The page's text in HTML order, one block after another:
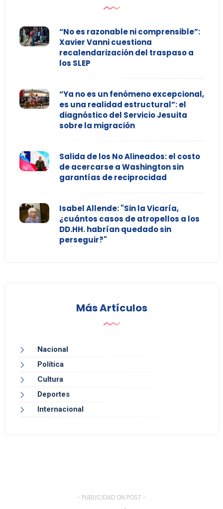
“No es razonable ni comprensible”:
Xavier Vanni cuestiona
recalendarización del traspaso a
los SLEP
“Ya no es un fenómeno excepcional,
es una realidad estructural”: el
diagnóstico del Servicio Jesuita
sobre la migración
Salida de los No Alineados: el costo
de acercarse a Washington sin
garantías de reciprocidad
Isabel Allende: "Sin la Vicaría,
¿cuántos casos de atropellos a los
DD.HH. habrían quedado sin
perseguir?"
Más Artículos
Nacional
Política
Cultura
Deportes
Internacional
- PUBLICIDAD ON POST -